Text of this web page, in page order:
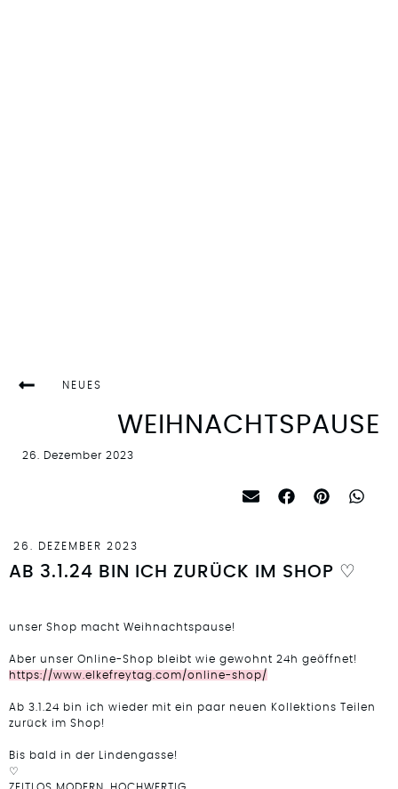
NEUES
WEIHNACHTSPAUSE
26. Dezember 2023
26. DEZEMBER 2023
AB 3.1.24 BIN ICH ZURÜCK IM SHOP ♡
unser Shop macht Weihnachtspause!
Aber unser Online-Shop bleibt wie gewohnt 24h geöffnet!
https://www.elkefreytag.com/online-shop/
Ab 3.1.24 bin ich wieder mit ein paar neuen Kollektions Teilen
zurück im Shop!
Bis bald in der Lindengasse!
♡
ZEITLOS MODERN, HOCHWERTIG,